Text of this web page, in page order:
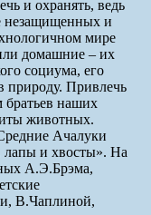
и охранять, ведь
незащищенных и
мире
домашние – их
социума, его
природу. Привлечь
братьев наших
животных.
Ачалуки
лапы и хвосты». На
А.Э.Брэма,
В.Чаплиной,